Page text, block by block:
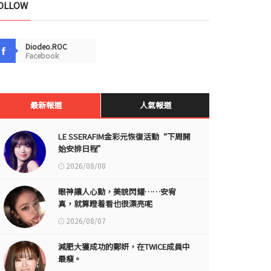
Diodeo.ROC
Facebook
最新報道 人氣報道
LE SSERAFIM金彩元恢復活動“下周開
始安排日程”
2026/08/08
眼神讓人心動，美貌閃耀……安宥
真，就算瞪着看也很漂亮呢
2026/08/07
減肥大獲成功的鄭妍，在TWICE成員中
最瘦。